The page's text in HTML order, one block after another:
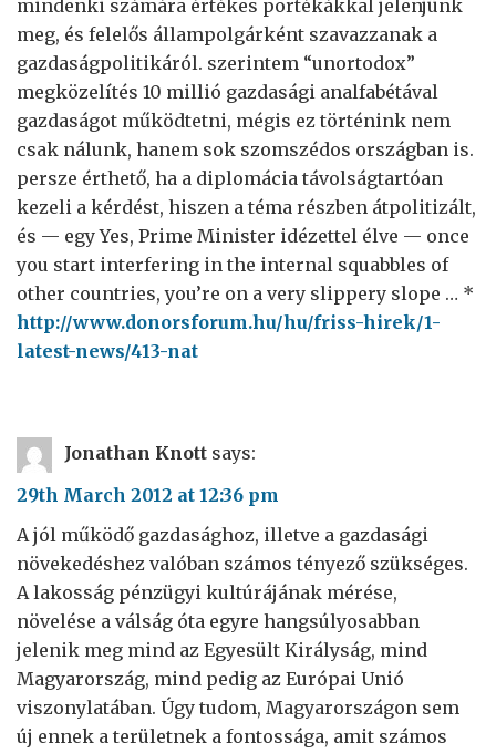
mindenki számára értékes portékákkal jelenjünk
meg, és felelős állampolgárként szavazzanak a
gazdaságpolitikáról. szerintem “unortodox”
megközelítés 10 millió gazdasági analfabétával
gazdaságot működtetni, mégis ez történink nem
csak nálunk, hanem sok szomszédos országban is.
persze érthető, ha a diplomácia távolságtartóan
kezeli a kérdést, hiszen a téma részben átpolitizált,
és — egy Yes, Prime Minister idézettel élve — once
you start interfering in the internal squabbles of
other countries, you’re on a very slippery slope … *
http://www.donorsforum.hu/hu/friss-hirek/1-
latest-news/413-nat
Jonathan Knott says:
29th March 2012 at 12:36 pm
A jól működő gazdasághoz, illetve a gazdasági
növekedéshez valóban számos tényező szükséges.
A lakosság pénzügyi kultúrájának mérése,
növelése a válság óta egyre hangsúlyosabban
jelenik meg mind az Egyesült Királyság, mind
Magyarország, mind pedig az Európai Unió
viszonylatában. Úgy tudom, Magyarországon sem
új ennek a területnek a fontossága, amit számos